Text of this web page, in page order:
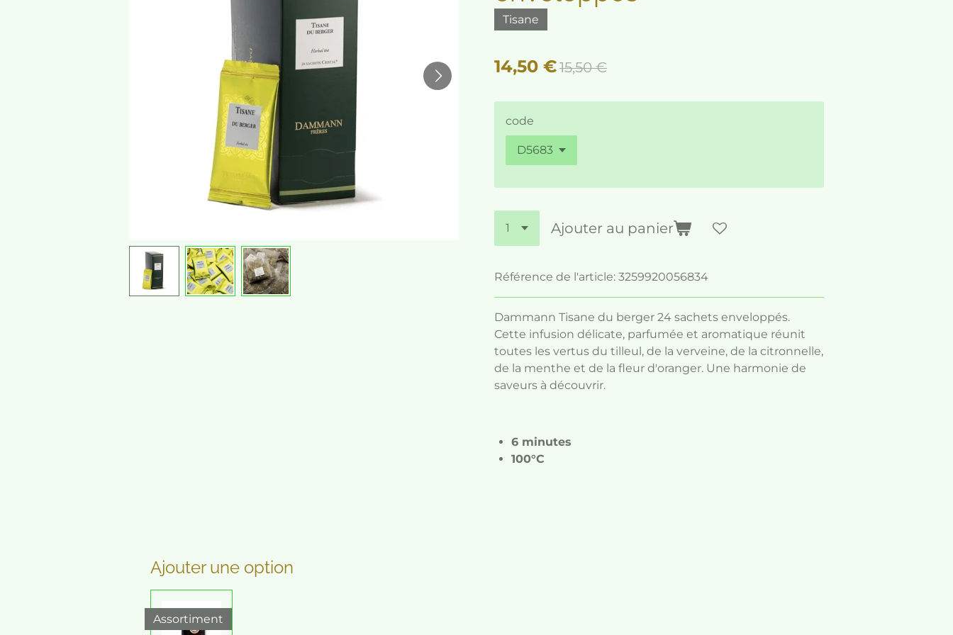
Tisane
14,50 €15,50 €
code
Ajouter au panier
Référence de l'article: 3259920056834
Dammann Tisane du berger 24 sachets enveloppés.
Cette infusion délicate, parfumée et aromatique réunit
toutes les vertus du tilleul, de la verveine, de la citronnelle,
de la menthe et de la fleur d'oranger. Une harmonie de
saveurs à découvrir.
6 minutes
100°C
Ajouter une option
Assortiment